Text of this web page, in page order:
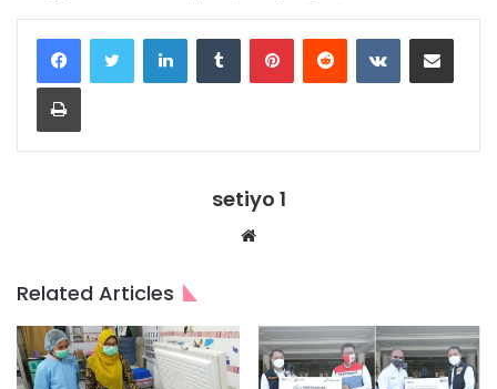
LinkedInTumblr PinterestReddit VKontakteShare via Email
Print
setiyo 1
Website
Related Articles